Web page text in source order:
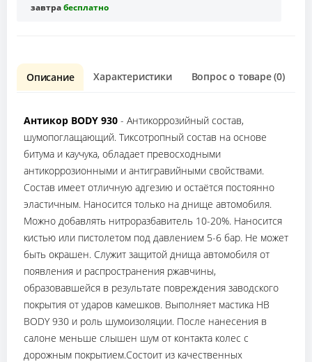
завтрабесплaтно
Описание Характеристики Вопрос о товаре (0)
Антикор BODY 930 - Антикоррозийный состав,
шумопоглащающий. Тиксотропный состав на основе
битума и каучука, обладает превосходными
антикоррозионными и антигравийными свойствами.
Состав имеет отличную адгезию и остаётся постоянно
эластичным. Наносится только на днище автомобиля.
Можно добавлять нитроразбавитель 10-20%. Наносится
кистью или пистолетом под давлением 5-6 бар. Не может
быть окрашен. Служит защитой днища автомобиля от
появления и распространения ржавчины,
образовавшейся в результате повреждения заводского
покрытия от ударов камешков. Выполняет мастика HB
BODY 930 и роль шумоизоляции. После нанесения в
салоне меньше слышен шум от контакта колес с
дорожным покрытием.Состоит из качественных